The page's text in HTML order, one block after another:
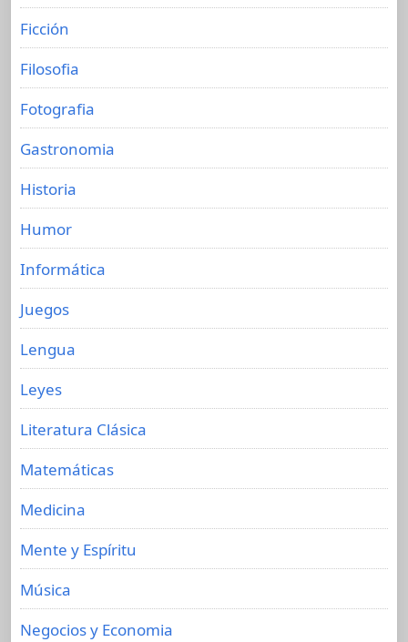
Ficción
Filosofia
Fotografia
Gastronomia
Historia
Humor
Informática
Juegos
Lengua
Leyes
Literatura Clásica
Matemáticas
Medicina
Mente y Espíritu
Música
Negocios y Economia